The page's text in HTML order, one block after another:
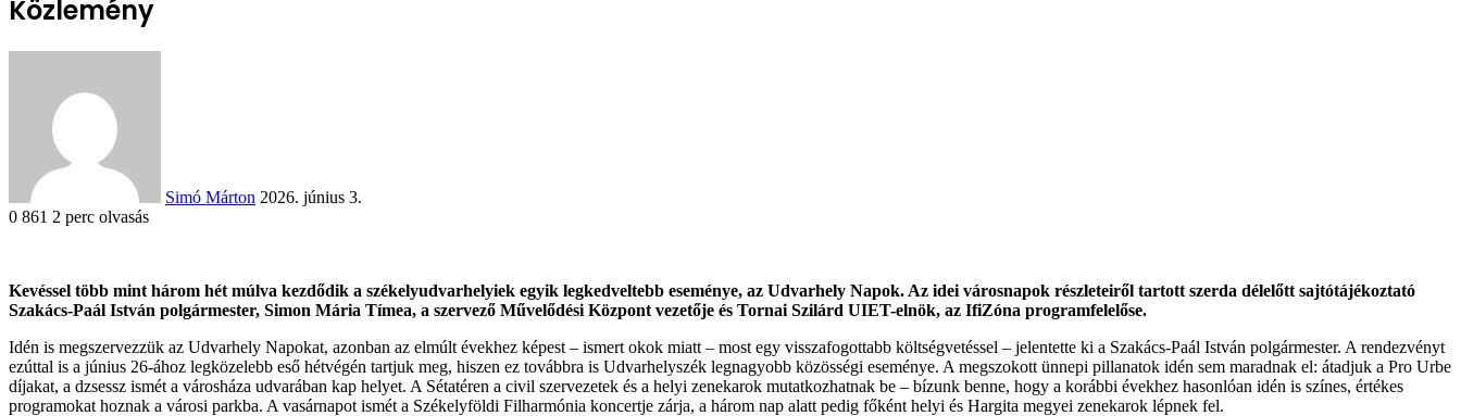
Közlemény
Simó Márton 2026. június 3.
0 861 2 perc olvasás
Facebook
X
Reddit
WhatsApp
Megosztás
email-
Nyomtatás
Kevéssel több mint három hét múlva kezdődik a székelyudvarhelyiek egyik legkedveltebb eseménye, az Udvarhely Napok. Az idei városnapok részleteiről tartott szerda délelőtt sajtótájékoztató
Szakács-Paál István polgármester, Simon Mária Tímea, a szervező Művelődési Központ vezetője és Tornai Szilárd UIET-elnök, az IfiZóna programfelelőse.
Idén is megszervezzük az Udvarhely Napokat, azonban az elmúlt évekhez képest – ismert okok miatt – most egy visszafogottabb költségvetéssel – jelentette ki a Szakács-Paál István polgármester. A rendezvényt
ezúttal is a június 26-ához legközelebb eső hétvégén tartjuk meg, hiszen ez továbbra is Udvarhelyszék legnagyobb közösségi eseménye. A megszokott ünnepi pillanatok idén sem maradnak el: átadjuk a Pro Urbe
díjakat, a dzsessz ismét a városháza udvarában kap helyet. A Sétatéren a civil szervezetek és a helyi zenekarok mutatkozhatnak be – bízunk benne, hogy a korábbi évekhez hasonlóan idén is színes, értékes
programokat hoznak a városi parkba. A vasárnapot ismét a Székelyföldi Filharmónia koncertje zárja, a három nap alatt pedig főként helyi és Hargita megyei zenekarok lépnek fel.